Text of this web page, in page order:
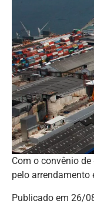
Com o convênio de
pelo arrendamento
Publicado em 26/